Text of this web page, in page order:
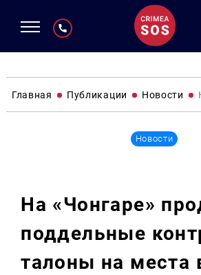
Главная Публикации Новости
Новости
На «Чонгаре»
поддельные
талоны на места